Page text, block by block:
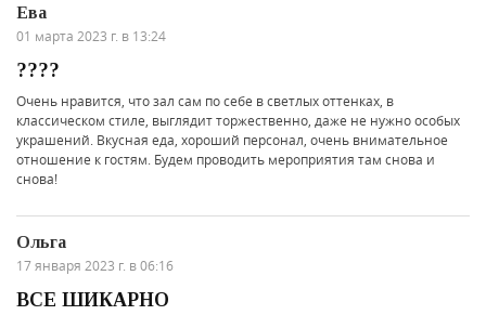
Ева
01 марта 2023 г. в 13:24
????
Очень нравится, что зал сам по себе в светлых оттенках, в
классическом стиле, выглядит торжественно, даже не нужно особых
украшений. Вкусная еда, хороший персонал, очень внимательное
отношение к гостям. Будем проводить мероприятия там снова и
снова!
Ольга
17 января 2023 г. в 06:16
ВСЕ ШИКАРНО